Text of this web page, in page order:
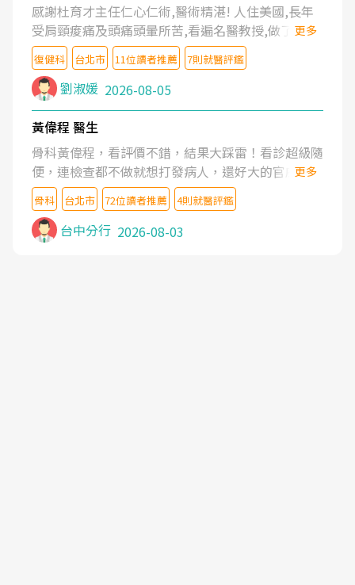
感謝杜育才主任仁心仁術,醫術精湛! 人住美國,長年
受肩頸痠痛及頭痛頭暈所苦,看遍名醫教授,做了各種
檢查,也嘗試過西醫打針,中醫針灸及物理徒手治療都
沒有用,後來連吃到嗎啡類止痛藥都效果有限,只是壓
症狀,沒多久就痛起來,多年失眠嚴重影響生活品質.
台灣親友介紹忠孝醫院杜育才主任是頸頭症候群專
家,上網搜尋杜主任相關文章新聞跟網路評價之後,下
定決心飛回台北找杜醫師診治. 杜主任的乾針跟增生
治療真的很厲害,第一次乾針就覺得整個肩頸鬆開,回
家特別好睡,經過幾次治療,長年頑疾已經好了大半,杜
主任除了打針超厲害,還會一直交代要改善姿勢跟好
好做運動,看診態度親切溫暖,真的是不可多得的良醫,
大力推荐!
更多
復健科 台北市 11位讀者推薦 7則就醫評鑑
劉淑媛 2026-08-05
黃偉程 醫生
骨科黃偉程，看評價不錯，結果大踩雷！看診超級隨
便，連檢查都不做就想打發病人，還好大的官威 ...
想詢問病情還被陰陽怪氣嘲諷一番。可能好評帶來的
大頭症，變得自負不尊重病人。醫術也不行，畢竟連
檢查都懶得做，治療會有用才怪。大家避雷吧！
更多
骨科 台北市 72位讀者推薦 4則就醫評鑑
台中分行 2026-08-03